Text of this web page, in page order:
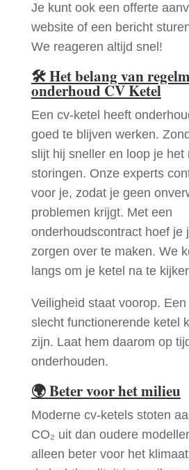
Je kunt ook een offerte
website of een bericht
We reageren altijd snel!
🛠Het belang van
onderhoud CV Ketel
Een cv-ketel heeft
goed te blijven werken.
slijt hij sneller en loop je het
storingen. Onze experts
voor je, zodat je geen
problemen krijgt. Met een
onderhoudscontract hoef je
zorgen over te maken. We
langs om je ketel na te
Veiligheid staat voorop.
slecht functionerende ketel
zijn. Laat hem daarom op
onderhouden.
🌍Beter voor het milieu
Moderne cv-ketels stoten
CO₂ uit dan oudere
alleen beter voor het